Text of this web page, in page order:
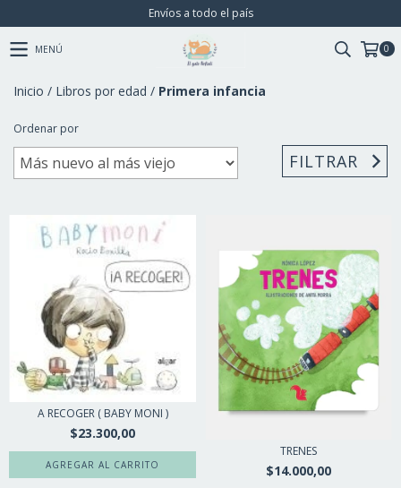
Envíos a todo el país
MENÚ 0
Inicio / Libros por edad / Primera infancia
Ordenar por
FILTRAR
A RECOGER ( BABY MONI )
$23.300,00
TRENES
$14.000,00